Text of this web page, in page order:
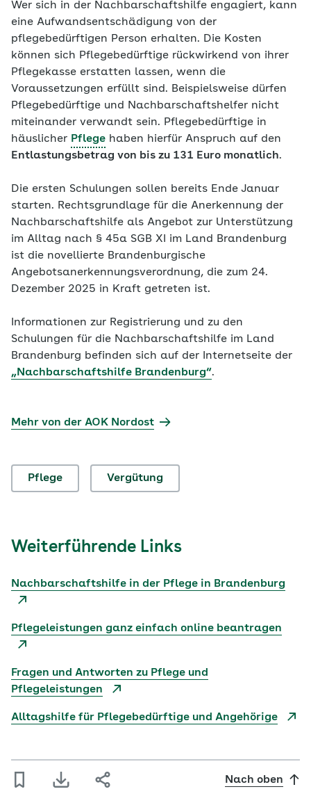
Wer sich in der Nachbarschaftshilfe engagiert, kann
eine Aufwandsentschädigung von der
pflegebedürftigen Person erhalten. Die Kosten
können sich Pflegebedürftige rückwirkend von ihrer
Pflegekasse erstatten lassen, wenn die
Voraussetzungen erfüllt sind. Beispielsweise dürfen
Pflegebedürftige und Nachbarschaftshelfer nicht
miteinander verwandt sein. Pflegebedürftige in
häuslicher Pflege haben hierfür Anspruch auf den
Entlastungsbetrag von bis zu 131 Euro monatlich.
Die ersten Schulungen sollen bereits Ende Januar
starten. Rechtsgrundlage für die Anerkennung der
Nachbarschaftshilfe als Angebot zur Unterstützung
im Alltag nach § 45a SGB XI im Land Brandenburg
ist die novellierte Brandenburgische
Angebotsanerkennungsverordnung, die zum 24.
Dezember 2025 in Kraft getreten ist.
Informationen zur Registrierung und zu den
Schulungen für die Nachbarschaftshilfe im Land
Brandenburg befinden sich auf der Internetseite der
„Nachbarschaftshilfe Brandenburg“.
Mehr von der AOK Nordost
Pflege Vergütung
Weiterführende Links
Nachbarschaftshilfe in der Pflege in Brandenburg
Pflegeleistungen ganz einfach online beantragen
Fragen und Antworten zu Pflege und
Pflegeleistungen
Alltagshilfe für Pflegebedürftige und Angehörige
Nach oben